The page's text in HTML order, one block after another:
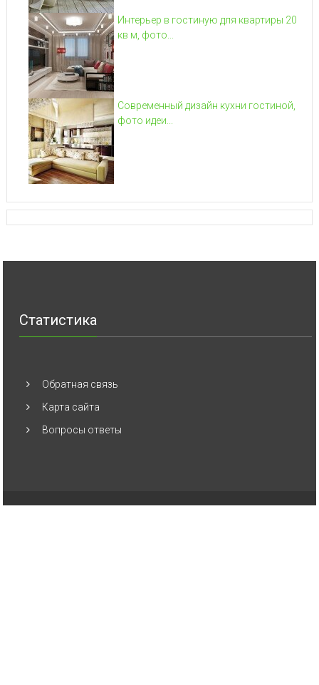
Интерьер в гостиную для квартиры 20
кв м, фото...
Современный дизайн кухни гостиной,
фото идеи...
Статистика
Обратная связь
Карта сайта
Вопросы ответы